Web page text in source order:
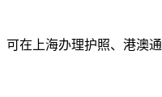
可在上海办理护照、港澳